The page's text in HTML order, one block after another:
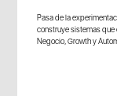
Pasa de la
construye sistemas que
Negocio, Growth y